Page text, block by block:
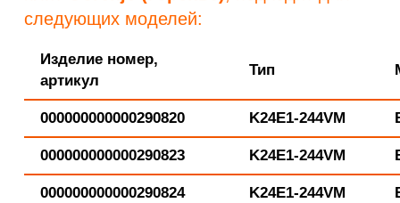
следующих моделей:
Изделие номер,
артикул
Тип
000000000000290820 K24E1-244VM
000000000000290823 K24E1-244VM
000000000000290824 K24E1-244VM